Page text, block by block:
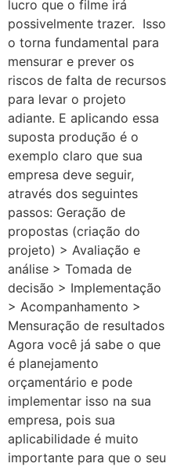
lucro que o filme irá
possivelmente trazer. Isso
o torna fundamental para
mensurar e prever os
riscos de falta de recursos
para levar o projeto
adiante. E aplicando essa
suposta produção é o
exemplo claro que sua
empresa deve seguir,
através dos seguintes
passos: Geração de
propostas (criação do
projeto) > Avaliação e
análise > Tomada de
decisão > Implementação
> Acompanhamento >
Mensuração de resultados
Agora você já sabe o que
é planejamento
orçamentário e pode
implementar isso na sua
empresa, pois sua
aplicabilidade é muito
importante para que o seu